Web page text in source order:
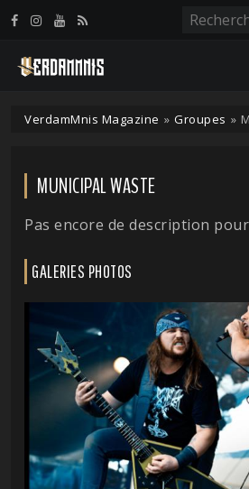
VerdamMnis Magazine » Groupes »
MUNICIPAL WASTE
Pas encore de description
GALERIES PHOTOS
Panneau de gestion des cookies